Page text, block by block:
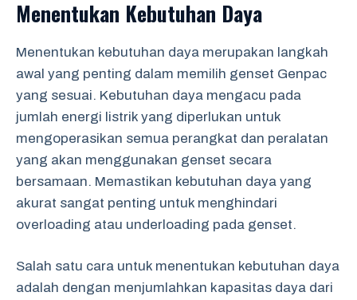
Menentukan Kebutuhan Daya
Menentukan kebutuhan daya merupakan langkah
awal yang penting dalam memilih genset Genpac
yang sesuai. Kebutuhan daya mengacu pada
jumlah energi listrik yang diperlukan untuk
mengoperasikan semua perangkat dan peralatan
yang akan menggunakan genset secara
bersamaan. Memastikan kebutuhan daya yang
akurat sangat penting untuk menghindari
overloading atau underloading pada genset.
Salah satu cara untuk menentukan kebutuhan daya
adalah dengan menjumlahkan kapasitas daya dari